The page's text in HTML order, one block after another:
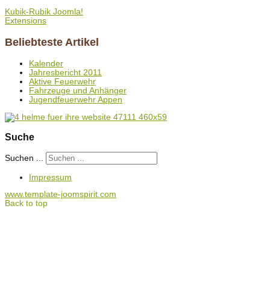
Kubik-Rubik Joomla!
Extensions
Beliebteste Artikel
Kalender
Jahresbericht 2011
Aktive Feuerwehr
Fahrzeuge und Anhänger
Jugendfeuerwehr Appen
Suche
Suchen ...
Impressum
www.template-joomspirit.com
Back to top